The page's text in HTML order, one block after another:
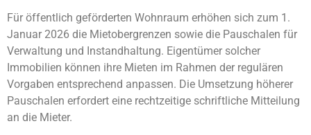
Für öffentlich geförderten Wohnraum erhöhen sich zum 1.
Januar 2026 die Mietobergrenzen sowie die Pauschalen für
Verwaltung und Instandhaltung. Eigentümer solcher
Immobilien können ihre Mieten im Rahmen der regulären
Vorgaben entsprechend anpassen. Die Umsetzung höherer
Pauschalen erfordert eine rechtzeitige schriftliche Mitteilung
an die Mieter.